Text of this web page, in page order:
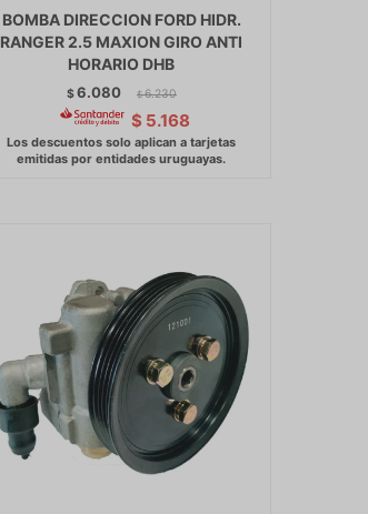
BOMBA DIRECCION FORD HIDR.
RANGER 2.5 MAXION GIRO ANTI
HORARIO DHB
$6.080 $ 6.230
$ 5.168